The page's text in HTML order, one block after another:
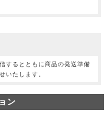
するとともに商品の発送準備
いたします。
ン